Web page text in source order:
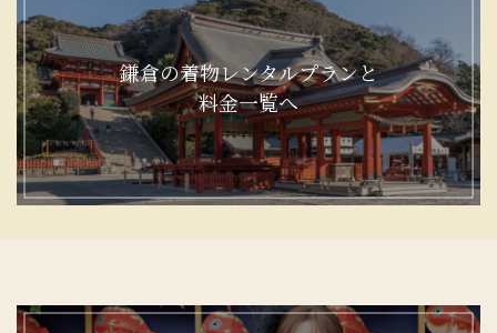
鎌倉の着物レンタルプランと
料金一覧へ